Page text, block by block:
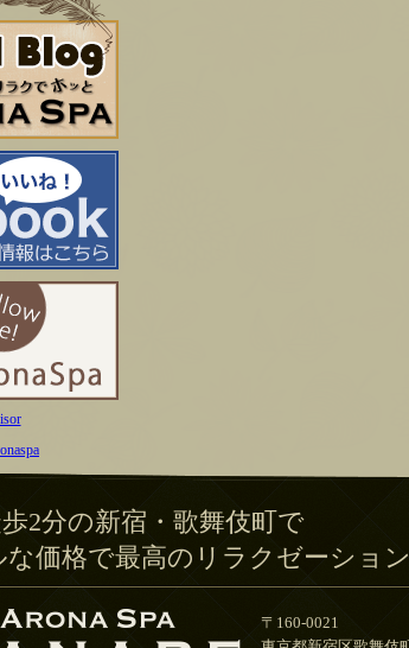
2分の新宿・歌舞伎町で
な価格で最高のリラクゼーション
〒160-0021